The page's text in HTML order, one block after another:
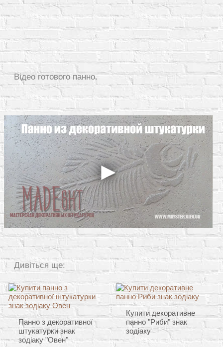
Відео готового панно.
Дивіться ще:
Панно з декоративної
штукатурки знак
зодіаку "Овен"
Купити декоративне
панно "Риби" знак
зодіаку